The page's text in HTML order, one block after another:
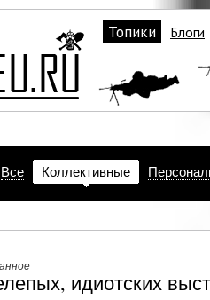
Топики Блоги
Все Коллективные
идиотских